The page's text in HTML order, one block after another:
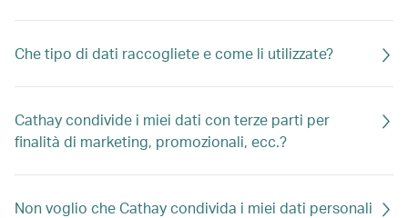
Che tipo di dati raccogliete e come li utilizzate?
Cathay condivide i miei dati con terze parti per
finalità di marketing, promozionali, ecc.?
Non voglio che Cathay condivida i miei dati personali